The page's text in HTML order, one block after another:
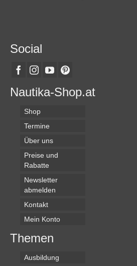
Social
Nautika-Shop.at
Shop
Termine
Über uns
Preise und
Rabatte
Newsletter
abmelden
Kontakt
Mein Konto
Themen
Ausbildung